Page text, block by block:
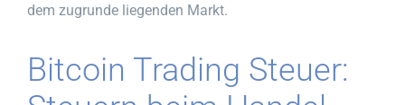
dem zugrunde liegenden Markt.
Bitcoin Trading Steuer: